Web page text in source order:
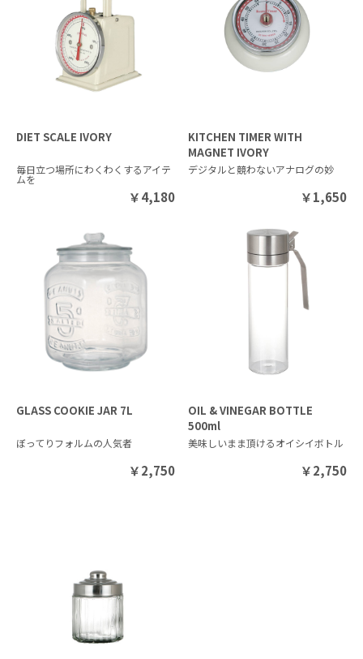
DIET SCALE IVORY
毎日立つ場所にわくわくするアイテ
ムを
￥4,180
KITCHEN TIMER WITH
MAGNET IVORY
デジタルと競わないアナログの妙
￥1,650
GLASS COOKIE JAR 7L
ぼってりフォルムの人気者
￥2,750
OIL & VINEGAR BOTTLE
500ml
美味しいまま頂けるオイシイボトル
￥2,750